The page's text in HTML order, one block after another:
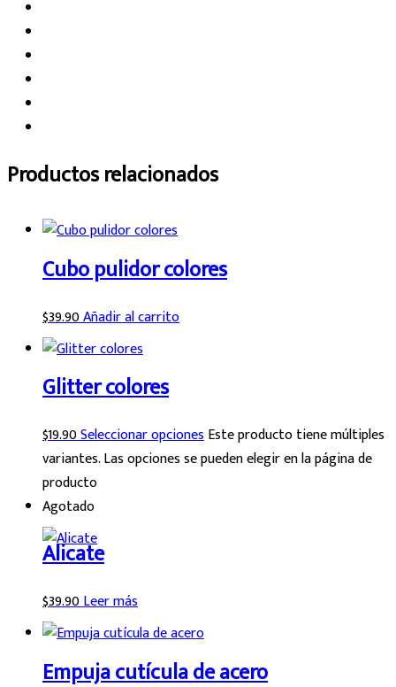
Productos relacionados
Cubo pulidor colores
$39.90Añadir al carrito
Glitter colores
$19.90Seleccionar opcionesEste producto tiene múltiples
variantes. Las opciones se pueden elegir en la página de
producto
Agotado
Alicate
$39.90Leer más
Empuja cutícula de acero